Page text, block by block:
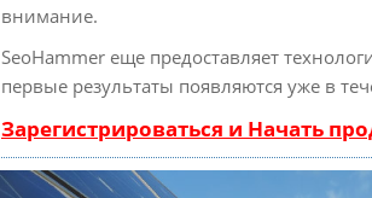
внимание.
SeoHammer еще предоставляет
первые результаты появляются уже в
Зарегистрироваться и Начать